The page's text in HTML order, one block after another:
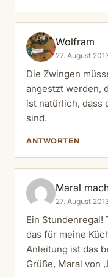
Wolfram
27. August
Die Zwingen
angestzt werden,
ist natürlich, dass
sind.
ANTWORTEN
Maral
27. August
Ein
das für meine
Anleitung ist das
Grüße, Maral von